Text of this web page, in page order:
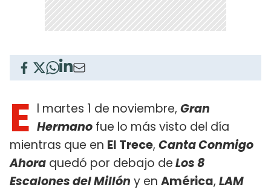
E l martes 1 de noviembre, Gran
Hermano fue lo más visto del día
mientras que en El Trece, Canta Conmigo
Ahora quedó por debajo deLos 8
Escalones del Millón y en América, LAM